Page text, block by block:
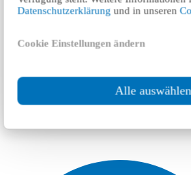
Datenschutzerklärung und in unseren
Cookie Einstellungen ändern
Alle auswählen